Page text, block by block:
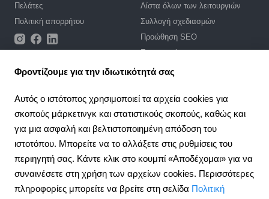
Πελάτες
Πολιτική απορρήτου
Λίστα όλων των λειτουργιών
Συλλογή σχεδιασμών
Προώθηση SEO
Ενσωματώσεις
Τιμές
Υποστήριξη
Πύλη υποστήριξης
Γράψτε ένα αίτημα
Δημόσια σύμβαση
Σύμπραξη
Πρόγραμμα συνεργασίας
4.6
Φροντίζουμε για την ιδιωτικότητά σας
Αυτός ο ιστότοπος χρησιμοποιεί τα αρχεία cookies για
σκοπούς μάρκετινγκ και στατιστικούς σκοπούς, καθώς και
για μια ασφαλή και βελτιστοποιημένη απόδοση του
ιστοτόπου. Μπορείτε να το αλλάξετε στις ρυθμίσεις του
περιηγητή σας. Κάντε κλικ στο κουμπί «Αποδέχομαι» για να
συναινέσετε στη χρήση των αρχείων cookies. Περισσότερες
πληροφορίες μπορείτε να βρείτε στη σελίδα Πολιτική